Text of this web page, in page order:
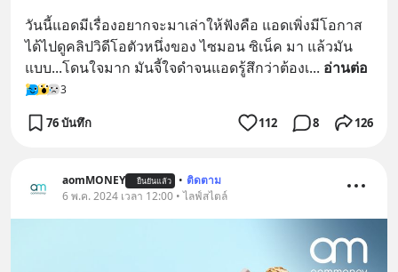
วันนี้แอดมีเรื่องอยากจะมาเล่าให้ฟังคือ แอดเพิ่งมีโอกาส
ได้ไปดูคลิปวิดีโอตัวหนึ่งของ ไซมอน ซิเน็ค มา แล้วมัน
แบบ...โดนใจมาก มันจี้ใจดำจนแอดรู้สึกว่าต้องเ... อ่านต่อ
3
76 บันทึก 112 8 126
aomMONEY ยืนยันแล้ว • ติดตาม
6 พ.ค. 2024 เวลา 12:00 • ไลฟ์สไตล์